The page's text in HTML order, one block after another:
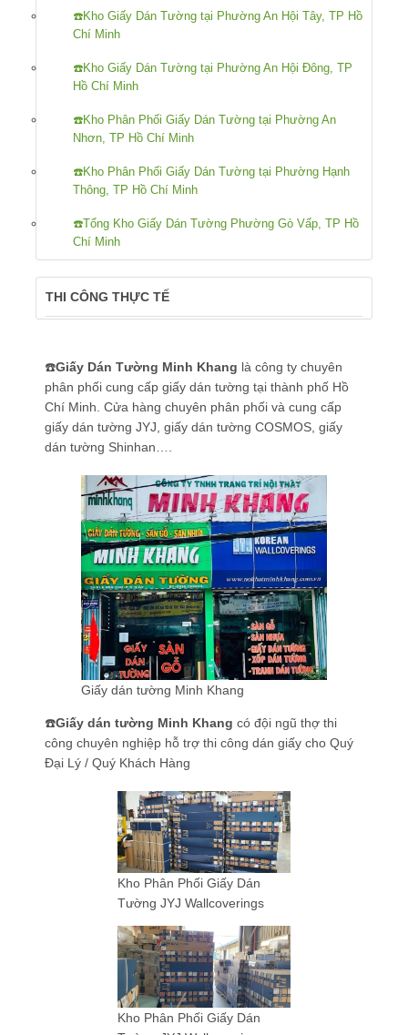
☎️Kho Giấy Dán Tường tại Phường An Hội Tây, TP Hồ
Chí Minh
☎️Kho Giấy Dán Tường tại Phường An Hội Đông, TP
Hồ Chí Minh
☎️Kho Phân Phối Giấy Dán Tường tại Phường An
Nhơn, TP Hồ Chí Minh
☎️Kho Phân Phối Giấy Dán Tường tại Phường Hạnh
Thông, TP Hồ Chí Minh
☎️Tổng Kho Giấy Dán Tường Phường Gò Vấp, TP Hồ
Chí Minh
THI CÔNG THỰC TẾ
☎️Giấy Dán Tường Minh Khang là công ty chuyên
phân phối cung cấp giấy dán tường tại thành phố Hồ
Chí Minh. Cửa hàng chuyên phân phối và cung cấp
giấy dán tường JYJ, giấy dán tường COSMOS, giấy
dán tường Shinhan….
Giấy dán tường Minh Khang
☎️Giấy dán tường Minh Khang có đội ngũ thợ thi
công chuyên nghiệp hỗ trợ thi công dán giấy cho Quý
Đại Lý / Quý Khách Hàng
Kho Phân Phối Giấy Dán
Tường JYJ Wallcoverings
Kho Phân Phối Giấy Dán